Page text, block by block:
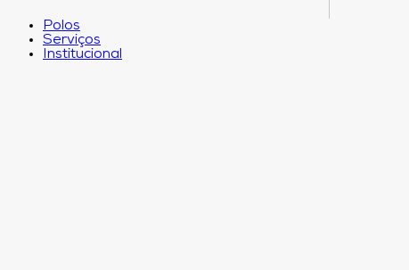
Polos
Serviços
Institucional